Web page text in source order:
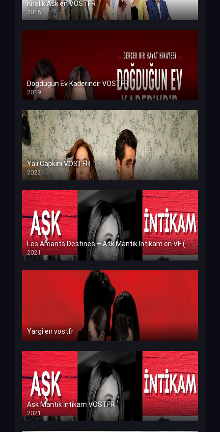
Kiralik Ask en VOSTFR
2015
Dogdugun Ev Kaderindir VOSTFR
2019
Yali Capkini VOSTFR
2022
Les Amants Destines – Ask Mantik İntikam en VF (Voix Francaise)
2021
Yargi en vostfr
Ask Mantik İntikam VOSTFR
2021